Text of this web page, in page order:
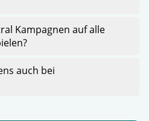
Kampagnen auf alle
auch bei